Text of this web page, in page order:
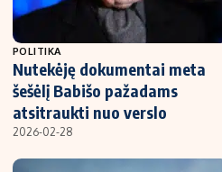
POLITIKA
Nutekėję dokumentai meta
šešėlį Babišo pažadams
atsitraukti nuo verslo
2026-02-28